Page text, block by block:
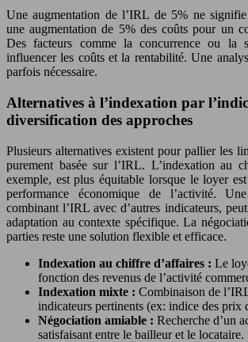
Une augmentation de l’IRL de 5% ne signifie
une augmentation de 5% des coûts pour un
Des facteurs comme la concurrence ou la
influencer les coûts et la rentabilité. Une
parfois nécessaire.
Alternatives à l’indexation par
diversification des approches
Plusieurs alternatives existent pour pallier les
purement basée sur l’IRL. L’indexation au
exemple, est plus équitable lorsque le loyer
performance économique de l’activité.
combinant l’IRL avec d’autres indicateurs,
adaptation au contexte spécifique. La
parties reste une solution flexible et efficace.
Indexation au chiffre d’affaires : Le
fonction des revenus de l’activité
Indexation mixte : Combinaison de
indicateurs pertinents (ex: indice des prix
Négociation amiable : Recherche d’un
satisfaisant entre le bailleur et le locataire.